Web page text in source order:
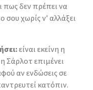
πως δεν πρέπει να
χωρίς ν’ αλλάξει
είναι εκείνη η
Σάρλοτ επιμένει
αν ενδώσεις σε
κατόπιν.